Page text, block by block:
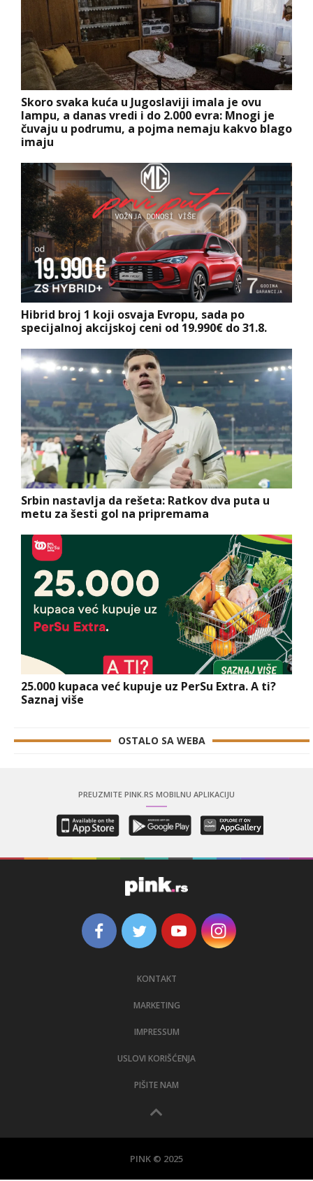
Skoro svaka kuća u Jugoslaviji imala je ovu
lampu, a danas vredi i do 2.000 evra: Mnogi je
čuvaju u podrumu, a pojma nemaju kakvo blago
imaju
Hibrid broj 1 koji osvaja Evropu, sada po
specijalnoj akcijskoj ceni od 19.990€ do 31.8.
Srbin nastavlja da rešeta: Ratkov dva puta u
metu za šesti gol na pripremama
25.000 kupaca već kupuje uz PerSu Extra. A ti?
Saznaj više
OSTALO SA WEBA
PREUZMITE PINK.RS MOBILNU APLIKACIJU
KONTAKT
MARKETING
IMPRESSUM
USLOVI KORIŠĆENJA
PIŠITE NAM
PINK © 2025